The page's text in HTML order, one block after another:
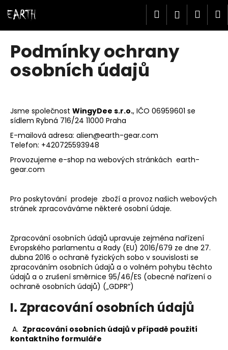
na
Hledat
košík
Podmínky ochrany
osobních údajů
Jsme společnost WingyDee s.r.o., IČO 06959601 se
sídlem Rybná 716/24 11000 Praha
E-mailová adresa: alien@earth-gear.com
Telefon: +420725593948
Provozujeme e-shop na webových stránkách earth-
gear.com
Pro poskytování prodeje zboží a provoz našich webových
stránek zpracováváme některé osobní údaje.
Zpracování osobních údajů upravuje zejména nařízení
Evropského parlamentu a Rady (EU) 2016/679 ze dne 27.
dubna 2016 o ochraně fyzických sobo v souvislosti se
zpracováním osobních údajů a o volném pohybu těchto
údajů a o zrušení směrnice 95/46/ES (obecné nařízení o
ochraně osobních údajů) („GDPR“)
I. Zpracování osobních údajů
A. Zpracování osobních údajů v případě použití
kontaktního formuláře
K
š
C
o
p
t
ř
e
b
u
j
t
e
a
j
í
t
?